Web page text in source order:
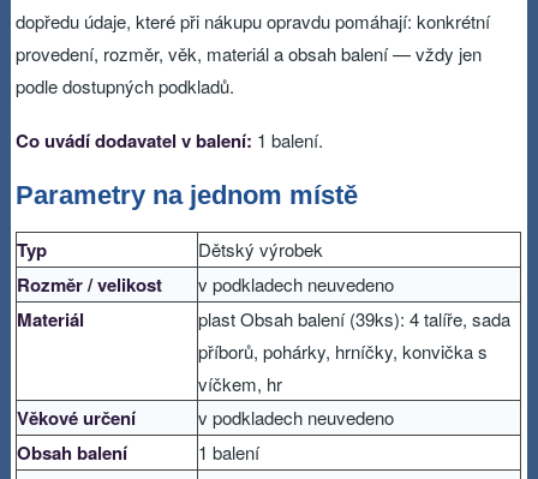
dopředu údaje, které při nákupu opravdu pomáhají: konkrétní
provedení, rozměr, věk, materiál a obsah balení — vždy jen
podle dostupných podkladů.
Co uvádí dodavatel v balení: 1 balení.
Parametry na jednom místě
Typ Dětský výrobek
Rozměr / velikost v podkladech neuvedeno
Materiál
plast Obsah balení (39ks): 4 talíře, sada
příborů, pohárky, hrníčky, konvička s
víčkem, hr
Věkové určení v podkladech neuvedeno
Obsah balení 1 balení